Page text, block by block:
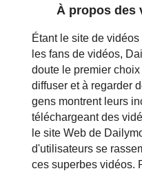
À propos des
Étant le site de
les fans de vidéos,
doute le premier
diffuser et à regarder
gens montrent leurs
téléchargeant des
le site Web de
d'utilisateurs se
ces superbes vidéos.